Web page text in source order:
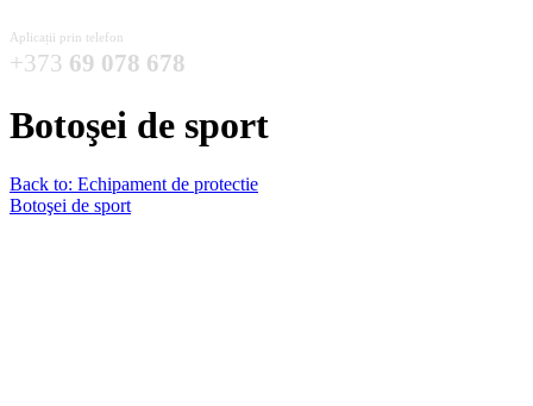
Aplicații prin telefon
+373 69 078 678
Botoşei de sport
Back to: Echipament de protectie
Botoşei de sport